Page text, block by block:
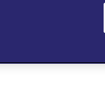
a
di dolore